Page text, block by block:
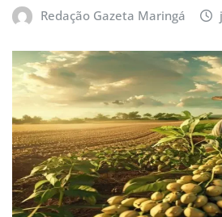
Redação Gazeta Maringá